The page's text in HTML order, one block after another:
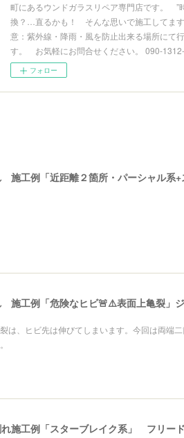
町にあるウンドガラスリペア専門店です。
換？…直るかも！ そんな思いで施工してま
意：紫外線・降雨・風を防止出来る場所にて
す。 お気軽にお問合せください。 090-
フォロー
施工例「近距離２箇所・パーシャル系+
施工例「危険なヒビ🚨⚠️表面上亀裂」
は、ヒビ先は伸びてしまいます。今回は両端
施工例「スターブレイク系」 フリード